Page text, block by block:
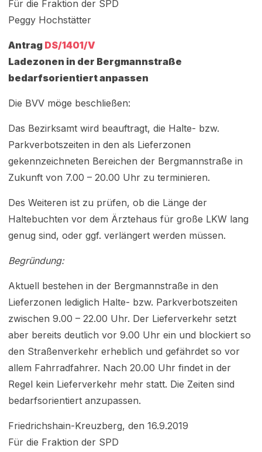
Für die Fraktion der SPD
Peggy Hochstätter
Antrag DS/1401/V
Ladezonen in der Bergmannstraße
bedarfsorientiert anpassen
Die BVV möge beschließen:
Das Bezirksamt wird beauftragt, die Halte- bzw.
Parkverbotszeiten in den als Lieferzonen
gekennzeichneten Bereichen der Bergmannstraße in
Zukunft von 7.00 – 20.00 Uhr zu terminieren.
Des Weiteren ist zu prüfen, ob die Länge der
Haltebuchten vor dem Ärztehaus für große LKW lang
genug sind, oder ggf. verlängert werden müssen.
Begründung:
Aktuell bestehen in der Bergmannstraße in den
Lieferzonen lediglich Halte- bzw. Parkverbotszeiten
zwischen 9.00 – 22.00 Uhr. Der Lieferverkehr setzt
aber bereits deutlich vor 9.00 Uhr ein und blockiert so
den Straßenverkehr erheblich und gefährdet so vor
allem Fahrradfahrer. Nach 20.00 Uhr findet in der
Regel kein Lieferverkehr mehr statt. Die Zeiten sind
bedarfsorientiert anzupassen.
Friedrichshain-Kreuzberg, den 16.9.2019
Für die Fraktion der SPD